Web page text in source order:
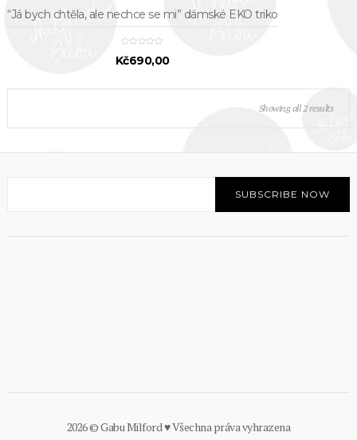
“Já bych chtěla, ale nechce se mi” dámské EKO triko
Kč690,00
Showing all 2 resultsSorted
2026 © Gabu Milford ♥ Všechna práva vyhrazena